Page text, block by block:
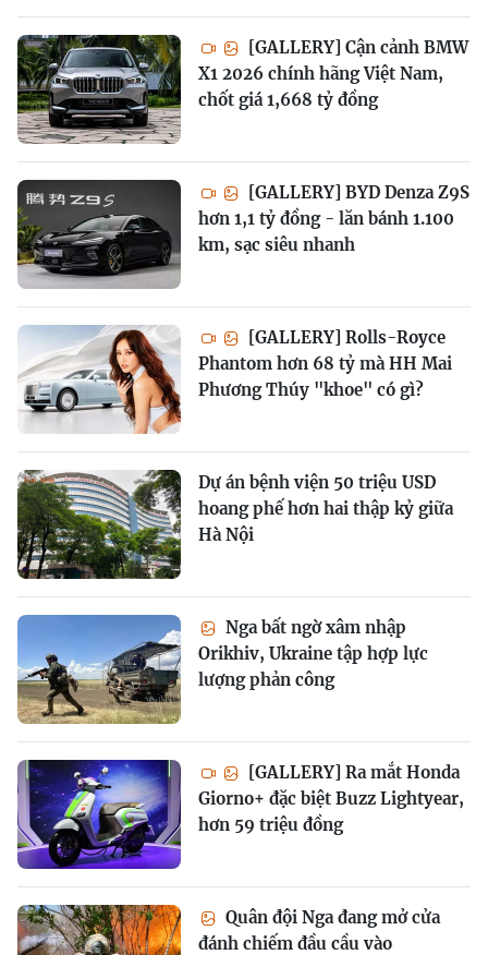
[GALLERY] Cận cảnh BMW
X1 2026 chính hãng Việt Nam,
chốt giá 1,668 tỷ đồng
[GALLERY] BYD Denza Z9S
hơn 1,1 tỷ đồng - lăn bánh 1.100
km, sạc siêu nhanh
[GALLERY] Rolls-Royce
Phantom hơn 68 tỷ mà HH Mai
Phương Thúy "khoe" có gì?
Dự án bệnh viện 50 triệu USD
hoang phế hơn hai thập kỷ giữa
Hà Nội
Nga bất ngờ xâm nhập
Orikhiv, Ukraine tập hợp lực
lượng phản công
[GALLERY] Ra mắt Honda
Giorno+ đặc biệt Buzz Lightyear,
hơn 59 triệu đồng
Quân đội Nga đang mở cửa
đánh chiếm đầu cầu vào